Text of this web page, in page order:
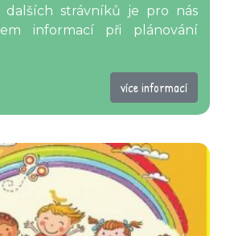
dalších strávníků je pro nás
informací při plánování
více informací